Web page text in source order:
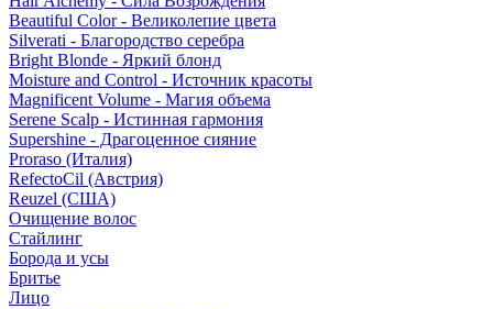
Beautiful Color - Великолепие цвета
Silverati - Благородство серебра
Bright Blonde - Яркий блонд
Moisture and Control - Источник красоты
Magnificent Volume - Магия объема
Serene Scalp - Истинная гармония
Supershine - Драгоценное сияние
Proraso (Италия)
RefectoCil (Австрия)
Reuzel (США)
Очищение волос
Стайлинг
Борода и усы
Бритье
Лицо